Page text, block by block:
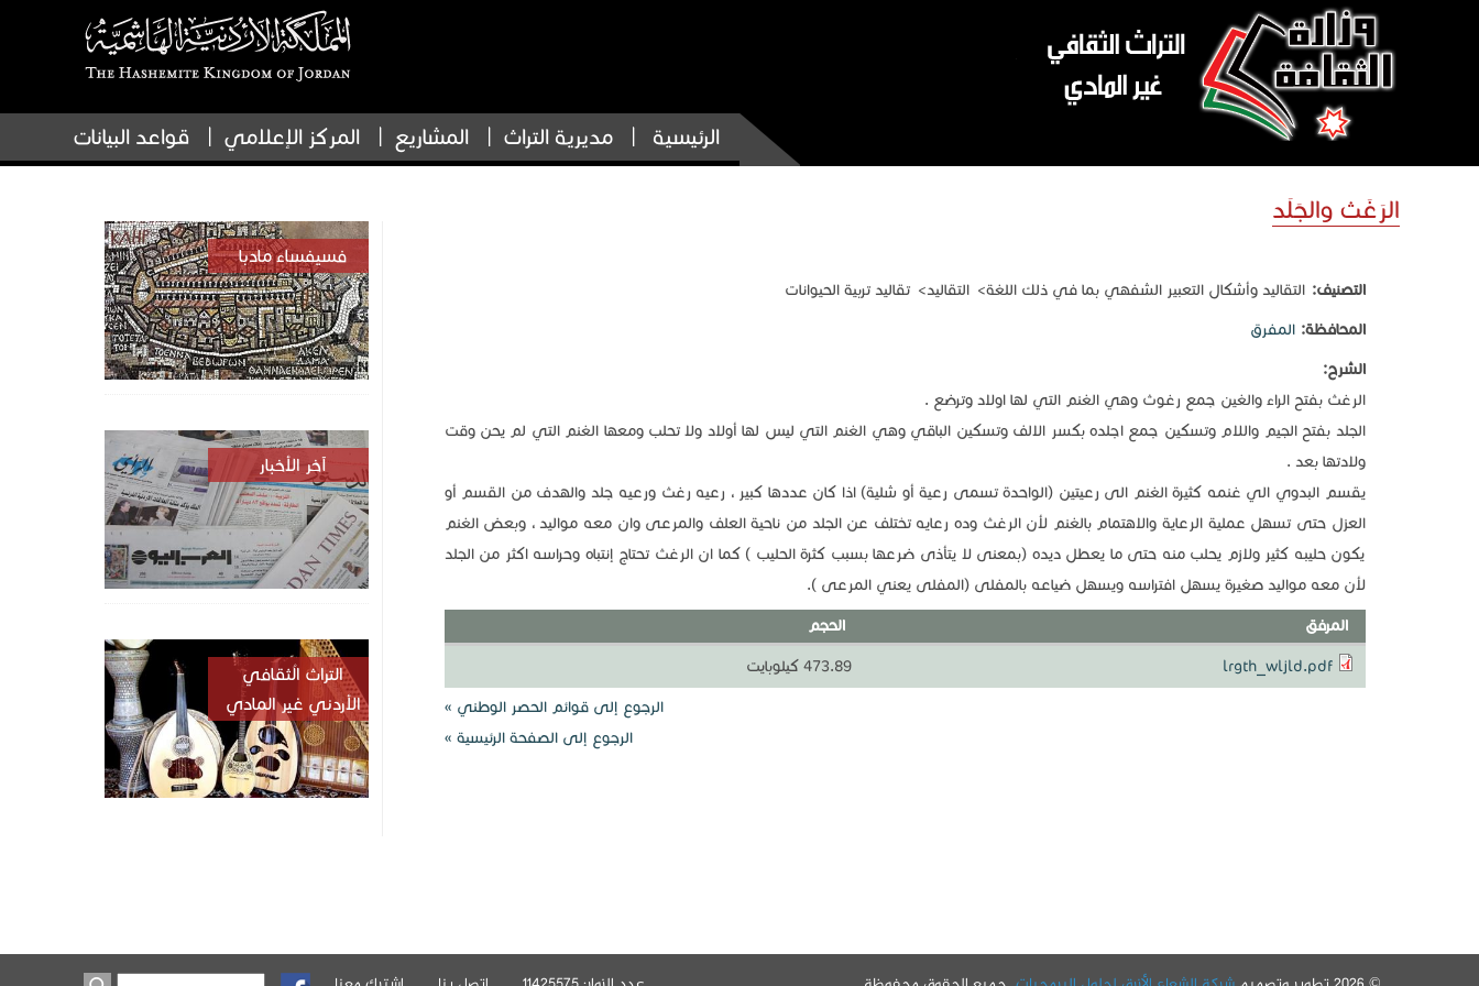
تجاوز إلى المحتوى الرئيسي
الرئيسية مديرية التراث المشاريع المركز الإعلامي قواعد البيانات
الرَغَث والجَلَد
التصنيف: التقاليد وأشكال التعبير الشفهي بما في ذلك اللغة التقاليد تقاليد تربية الحيوانات
المحافظة: المفرق
الشرح:
الرغث بفتح الراء والغين جمع رغوث وهي الغنم التي لها اولاد وترضع .
الجلد بفتح الجيم واللام وتسكين جمع اجلده بكسر الالف وتسكين الباقي وهي الغنم التي ليس لها أولاد ولا تحلب ومعها الغنم التي لم يحن وقت
ولادتها بعد .
يقسم البدوي الي غنمه كثيرة الغنم الى رعيتين (الواحدة تسمى رعية أو شلية) اذا كان عددها كبير ، رعيه رغث ورعيه جلد والهدف من القسم أو
العزل حتى تسهل عملية الرعاية والاهتمام بالغنم لأن الرغث وده رعايه تختلف عن الجلد من ناحية العلف والمرعى وان معه مواليد ، وبعض الغنم
يكون حليبه كثير ولازم يحلب منه حتى ما يعطل ديده (بمعنى لا يتأذى ضرعها بسبب كثرة الحليب ) كما ان الرغث تحتاج إنتباه وحراسه اكثر من الجلد
لأن معه مواليد صغيرة يسهل افتراسه ويسهل ضياعه بالمفلى (المفلى يعني المرعى ).
المرفق الحجم
lrgth_wljld.pdf 473.89 كيلوبايت
الرجوع إلى قوائم الحصر الوطني »
الرجوع إلى الصفحة الرئيسية »
فسيفساء مادبا
آخر الأخبار
التراث الُثقافي
الأردني غير المادي